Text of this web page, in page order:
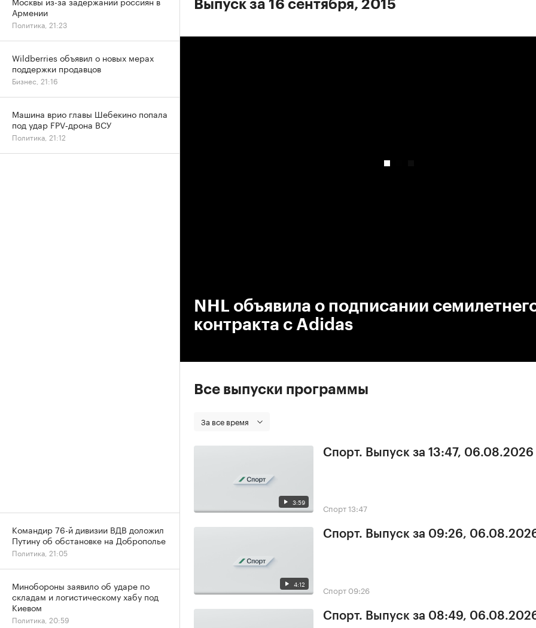
Выпуск за 16 сентября, 2015
NHL объявила о подписании
контракта с Adidas
Все выпуски программы
За все время
3:59
Спорт. Выпуск за 13:47, 06.08.2026
Спорт13:47
4:12
Спорт. Выпуск за 09:26,
Спорт 09:26
Спорт. Выпуск за 08:49,
Армении
Политика, 21:23
Wildberries объявил о новых мерах
поддержки продавцов
Бизнес, 21:16
Машина врио главы Шебекино попала
под удар FPV‑дрона ВСУ
Политика, 21:12
Командир 76-й дивизии ВДВ доложил
Путину об обстановке на Доброполье
Политика, 21:05
Минобороны заявило об ударе по
складам и логистическому хабу под
Киевом
Политика, 20:59